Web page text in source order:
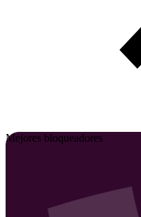
Mejores bloqueadores